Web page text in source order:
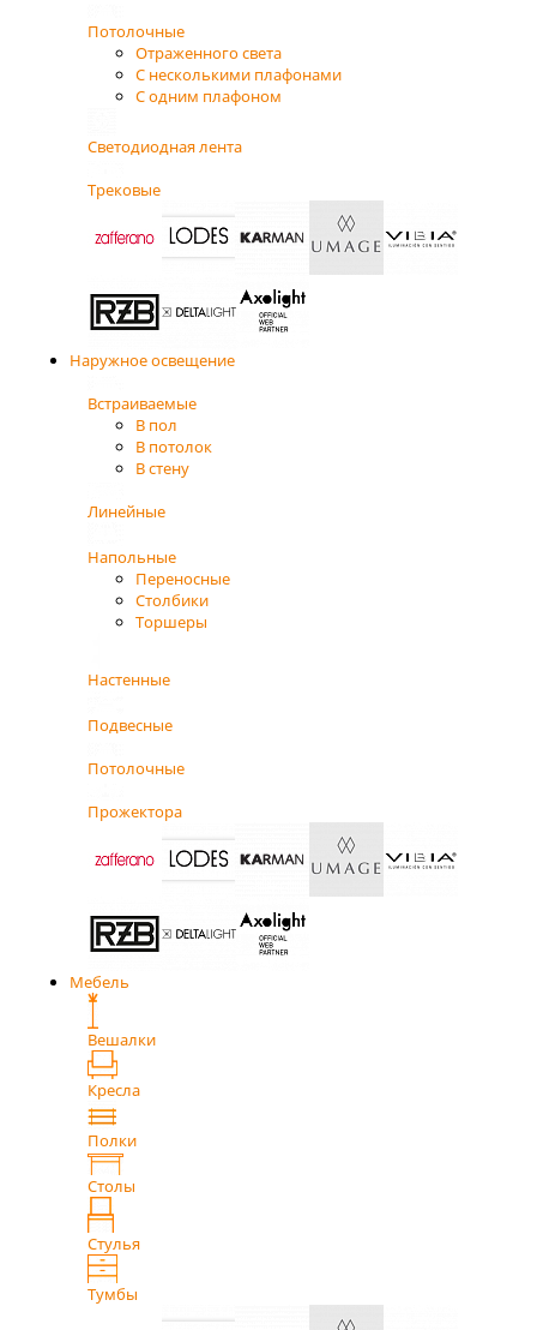
Потолочные
Отраженного света
С несколькими плафонами
С одним плафоном
Светодиодная лента
Трековые
Наружное освещение
Встраиваемые
В пол
В потолок
В стену
Линейные
Напольные
Переносные
Столбики
Торшеры
Настенные
Подвесные
Потолочные
Прожектора
Мебель
Вешалки
Кресла
Полки
Столы
Стулья
Тумбы